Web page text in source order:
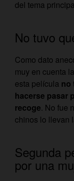
del tema
No tuvo
Como dato
muy en cuenta
esta película no
hacerse pasar
recoge. No fue
chinos lo llevan
Segunda
por una